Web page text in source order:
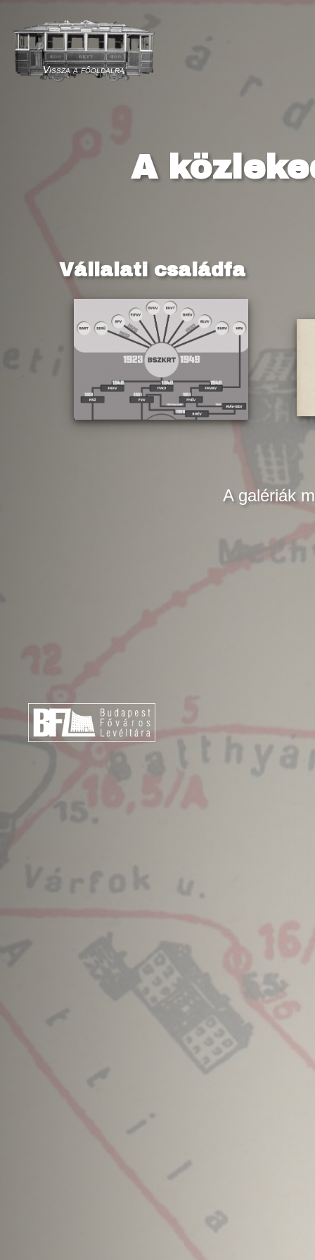
Vissza a főoldalra
A
Vállalati családfa
A galériák